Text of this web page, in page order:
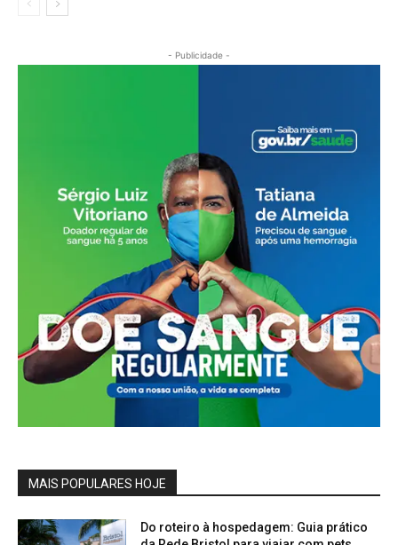
- Publicidade -
MAIS POPULARES HOJE
Do roteiro à hospedagem: Guia prático